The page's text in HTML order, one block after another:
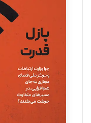
یسنا
تحریریه
ملینا جعفری
تحریریه